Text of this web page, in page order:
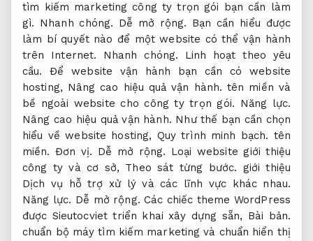
tìm kiếm marketing công ty trọn gói bạn cần làm
gì. Nhanh chóng. Dễ mở rộng. Bạn cần hiểu được
làm bí quyết nào để một website có thể vận hành
trên Internet. Nhanh chóng.
Linh hoạt theo yêu
cầu. Để website vận hành bạn cần có website
hosting, Nâng cao hiệu quả vận hành. tên miền và
bề ngoài website cho công ty trọn gói. Năng lực.
Nâng cao hiệu quả vận hành. Như thế bạn cần chọn
hiểu về website hosting, Quy trình minh bạch. tên
miền.Đơn vị. Dễ mở rộng. Loại website giới thiệu
công ty và cơ sở, Theo sát từng bước. giới thiệu
Dịch vụ hỗ trợ xử lý và các lĩnh vực khác nhau.
Năng lực. Dễ mở rộng. Các chiếc theme WordPress
được Sieutocviet triển khai xây dựng sẵn, Bài bản.
chuẩn bộ máy tìm kiếm marketing và chuẩn hiển thị